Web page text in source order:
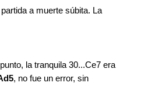
a muerte súbita. La
la tranquila 30...Ce7 era
, no fue un error, sin